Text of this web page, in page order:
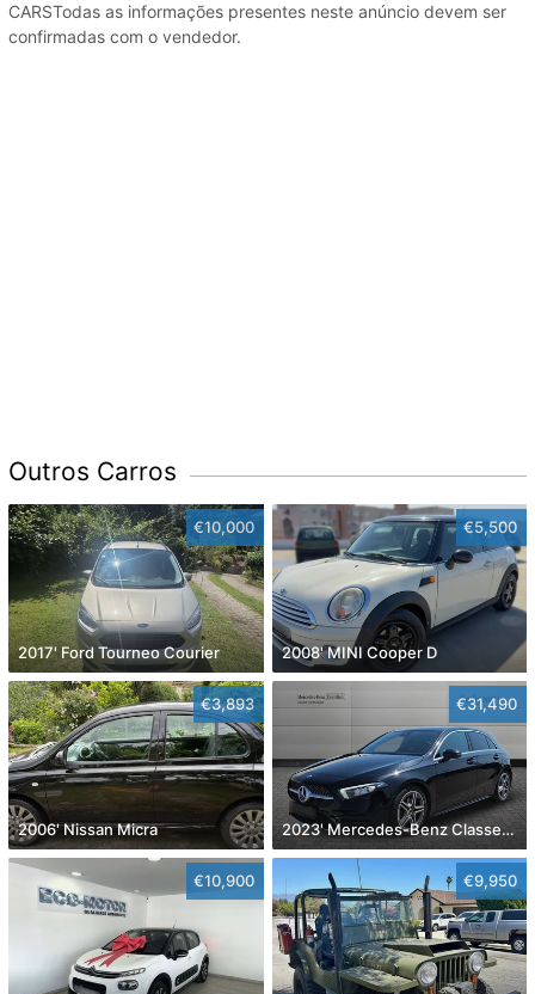
CARSTodas as informações presentes neste anúncio devem ser
confirmadas com o vendedor.
Outros Carros
€10,000
2017' Ford Tourneo Courier
€5,500
2008' MINI Cooper D
€3,893
2006' Nissan Micra
€31,490
2023' Mercedes-Benz Classe A D Amg Line Aut.
€10,900 €9,950